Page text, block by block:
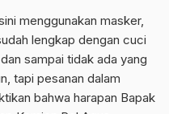
menggunakan masker,
lengkap dengan cuci
sampai tidak ada yang
tapi pesanan dalam
bahwa harapan Bapak